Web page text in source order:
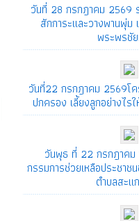
วันที่ 28 กรกฎาคม 2569
สักการะและวางพานพุ่ม
พระพรชั
วันที่22 กรกฎาคม 2569โ
ปกครอง เลี้ยงลูกอย่างไ
วันพุธ ที่ 22 กรกฎาค
กรรมการช่วยเหลือประชา
ตำบลสะแ